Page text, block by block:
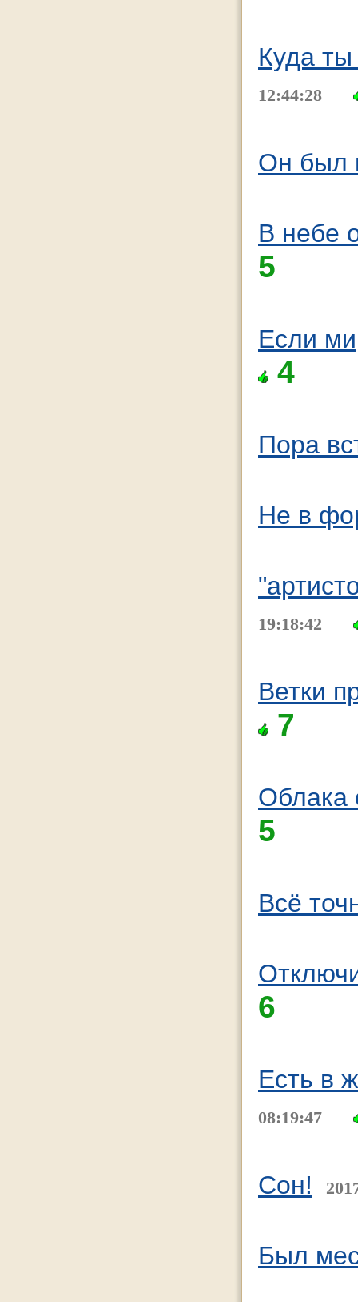
Куда
12:44:28
Он был
В небе
5
Если
4
Пора
Не в
19:18:42
Ветки
7
Облака
5
Всё
6
Есть в
08:19:47
Сон!
Был